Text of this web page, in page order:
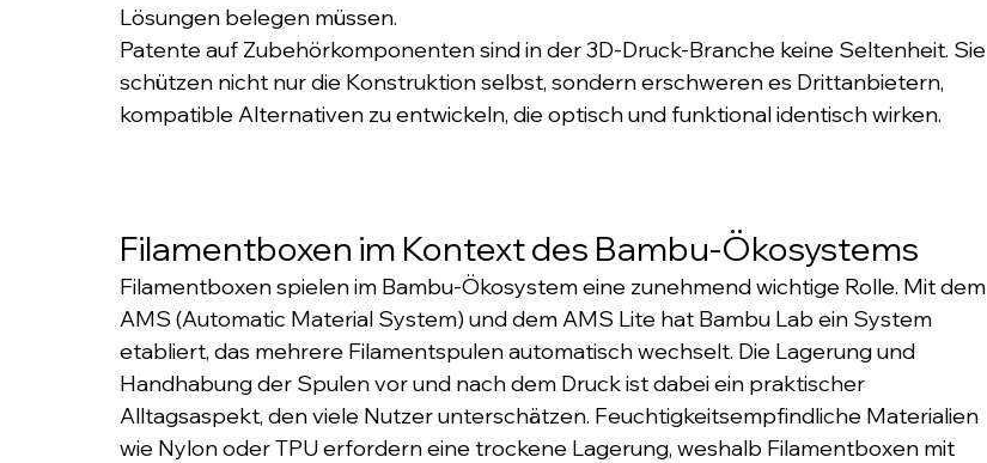
Lösungen belegen müssen.
Patente auf Zubehörkomponenten sind in der 3D-Druck-Branche keine Seltenheit. Sie
schützen nicht nur die Konstruktion selbst, sondern erschweren es Drittanbietern,
kompatible Alternativen zu entwickeln, die optisch und funktional identisch wirken.
Filamentboxen im Kontext des Bambu-Ökosystems
Filamentboxen spielen im Bambu-Ökosystem eine zunehmend wichtige Rolle. Mit dem
AMS (Automatic Material System) und dem AMS Lite hat Bambu Lab ein System
etabliert, das mehrere Filamentspulen automatisch wechselt. Die Lagerung und
Handhabung der Spulen vor und nach dem Druck ist dabei ein praktischer
Alltagsaspekt, den viele Nutzer unterschätzen. Feuchtigkeitsempfindliche Materialien
wie Nylon oder TPU erfordern eine trockene Lagerung, weshalb Filamentboxen mit